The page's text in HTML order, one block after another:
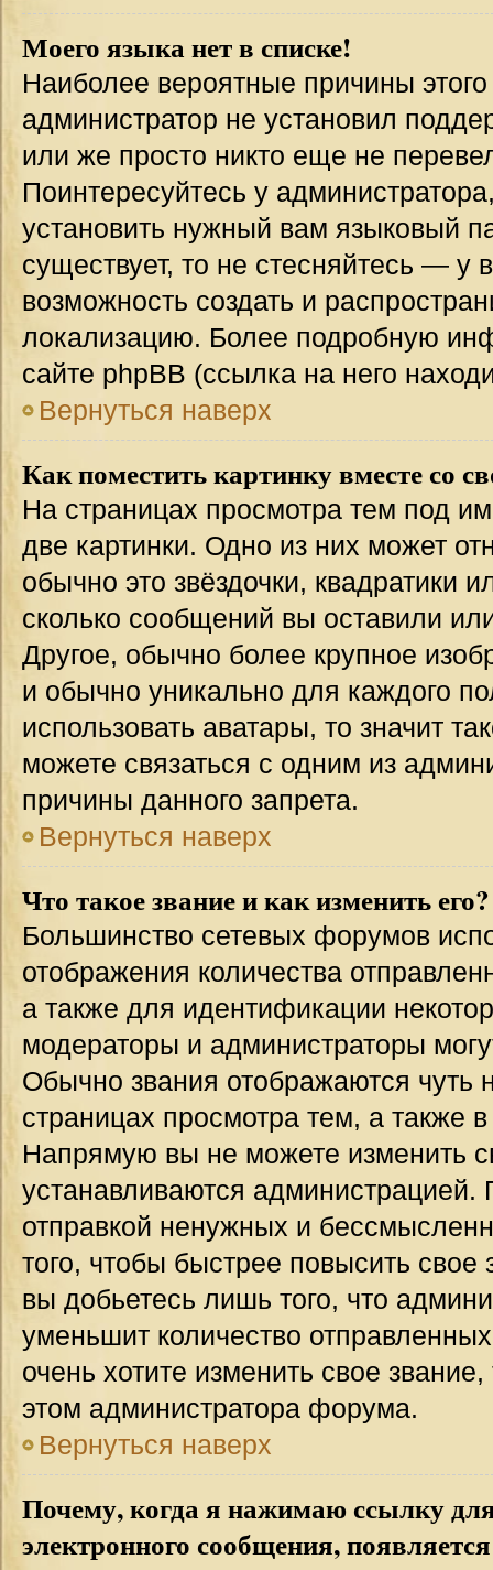
Моего языка нет в списке!
Наиболее вероятные причины этого
администратор не установил
или же просто никто еще не
Поинтересуйтесь у
установить нужный вам языковый
существует, то не стесняйтесь — у
возможность создать и
локализацию. Более подробную
сайте phpBB (ссылка на него
Вернуться наверх
Как поместить картинку вместе со
На страницах просмотра тем под
две картинки. Одно из них может
обычно это звёздочки, квадратики
сколько сообщений вы оставили
Другое, обычно более крупное
и обычно уникально для каждого
использовать аватары, то значит
можете связаться с одним из
причины данного запрета.
Вернуться наверх
Что такое звание и как изменить его?
Большинство сетевых форумов
отображения количества
а также для идентификации
модераторы и администраторы
Обычно звания отображаются чуть
страницах просмотра тем, а также
Напрямую вы не можете изменить
устанавливаются администрацией.
отправкой ненужных и
того, чтобы быстрее повысить
вы добьетесь лишь того, что
уменьшит количество
очень хотите изменить свое
этом администратора форума.
Вернуться наверх
Почему, когда я нажимаю ссылку
электронного сообщения,